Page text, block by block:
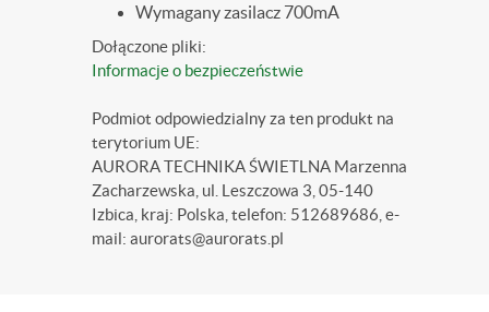
Wymagany zasilacz 700mA
Dołączone pliki:
Informacje o bezpieczeństwie
Podmiot odpowiedzialny za ten produkt na
terytorium UE:
AURORA TECHNIKA ŚWIETLNA Marzenna
Zacharzewska, ul. Leszczowa 3, 05-140
Izbica, kraj: Polska, telefon: 512689686, e-
mail: aurorats@aurorats.pl